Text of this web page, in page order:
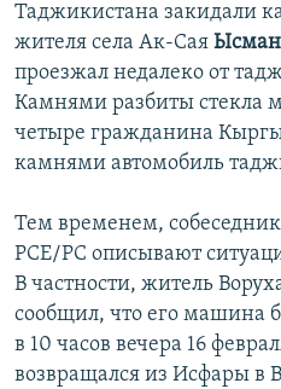
Таджикистана закидали
жителя села Ак-Сая
проезжал недалеко от
Камнями разбиты стекла
четыре гражданина
камнями автомобиль
Тем временем,
РСЕ/РС описывают
В частности, житель
сообщил, что его машина
в 10 часов вечера 16
возвращался из Исфары в